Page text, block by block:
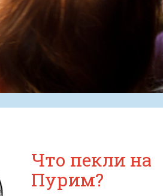
Что пекли на
Пурим?